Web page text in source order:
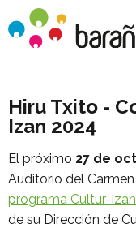
Hiru Txito -
Izan 2024
El próximo 27 de
Auditorio del
programa Cultur-Izan
de su Dirección de